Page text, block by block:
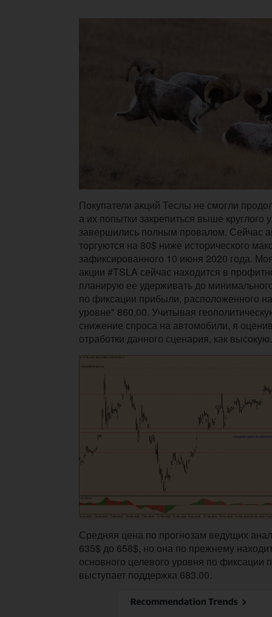
Покупатели акций Теслы не смогли
а их попытки закрепиться выше круглого
завершились полным провалом. Сейчас
торгуются на 80$ ниже исторического
зафиксированного 10 июня 2020 года.
акции #TSLA сейчас находится в
планирую ее удерживать до
по фиксации прибыли, расположенного
уровне" 860.00. Учитывая
снижение спроса на автомобили, я
отработки данного сценария, как высокую.
Средняя цена по прогнозам ведущих
635$ до 658$, но она по прежнему
основного целевого уровня по фиксации
выступает поддержка 683.00.